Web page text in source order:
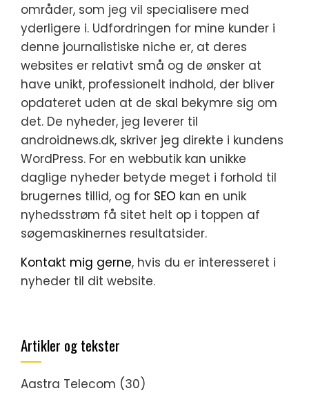
områder, som jeg vil specialisere med
yderligere i. Udfordringen for mine kunder i
denne journalistiske niche er, at deres
websites er relativt små og de ønsker at
have unikt, professionelt indhold, der bliver
opdateret uden at de skal bekymre sig om
det. De nyheder, jeg leverer til
androidnews.dk, skriver jeg direkte i kundens
WordPress. For en webbutik kan unikke
daglige nyheder betyde meget i forhold til
brugernes tillid, og for SEO kan en unik
nyhedsstrøm få sitet helt op i toppen af
søgemaskinernes resultatsider.
Kontakt mig gerne, hvis du er interesseret i
nyheder til dit website.
Artikler og tekster
Aastra Telecom (30)